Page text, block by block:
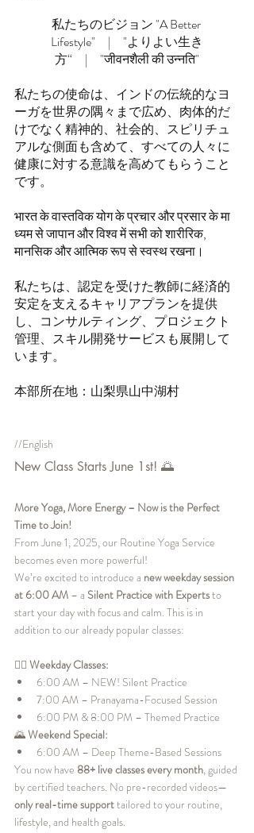
私たちのビジョン "A Better
Lifestyle"　|　"よりよい生き
方“　|　"जीवनशैली की उन्नति"
私たちの使命は、インドの伝統的なヨ
ーガを世界の隅々まで広め、肉体的だ
けでなく精神的、社会的、スピリチュ
アルな側面も含めて、すべての人々に
健康に対する意識を高めてもらうこと
です。
भारत के वास्तविक योग के प्रचार और प्रसार के मा
ध्यम से जापान और विश्व में सभी को शारीरिक,
मानसिक और आत्मिक रूप से स्वस्थ रखना।
私たちは、認定を受けた教師に経済的
安定を支えるキャリアプランを提供
し、コンサルティング、プロジェクト
管理、スキル開発サービスも展開して
います。
本部所在地：山梨県山中湖村
//English
New Class Starts June 1st! 🌅
More Yoga, More Energy – Now is the Perfect
Time to Join!
From June 1, 2025, our Routine Yoga Service
becomes even more powerful!
We’re excited to introduce a new weekday session
at 6:00 AM – a Silent Practice with Experts to
start your day with focus and calm. This is in
addition to our already popular classes:
🧘‍♀️ Weekday Classes:
6:00 AM – NEW! Silent Practice
7:00 AM – Pranayama-Focused Session
6:00 PM & 8:00 PM – Themed Practice
🌄 Weekend Special:
6:00 AM – Deep Theme-Based Sessions
You now have 88+ live classes every month, guided
by certified teachers. No pre-recorded videos—
only real-time support tailored to your routine,
lifestyle, and health goals.